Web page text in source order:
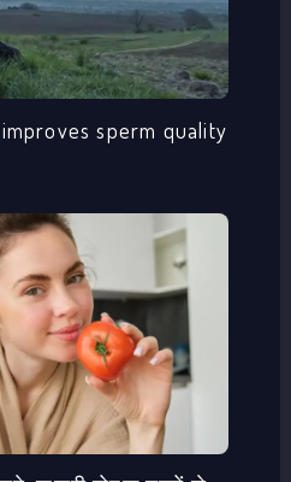
sperm quality